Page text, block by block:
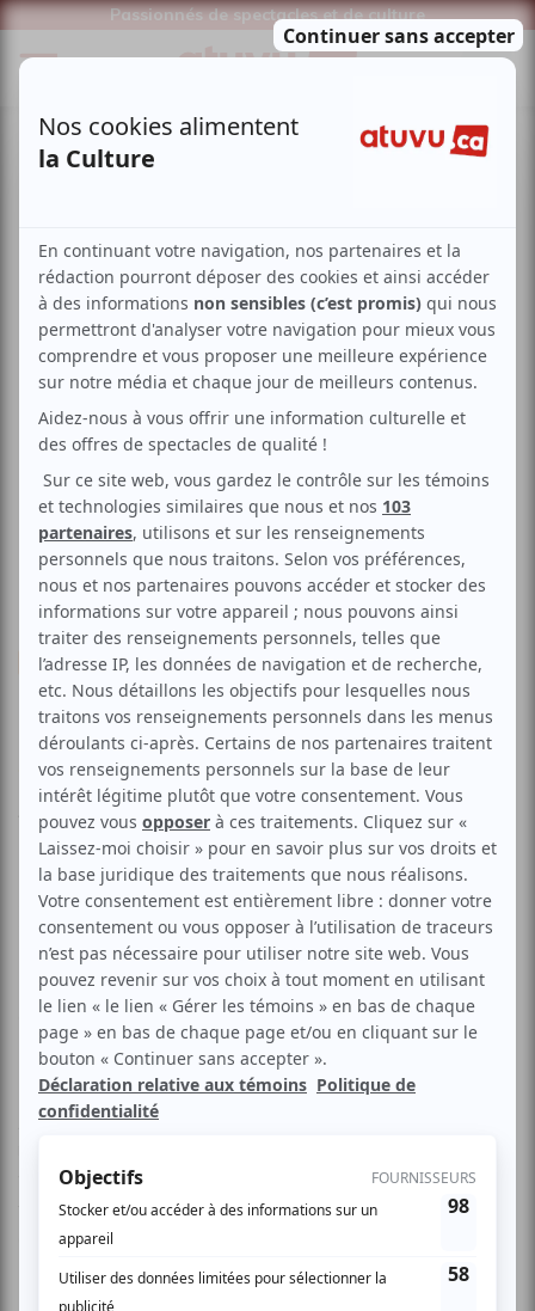
Passionnés de spectacles et de culture
Théâtre Répertoire Création
Le Roi se meurt
Voir les avis -->
Aucune offre promotionnelle
disponible
Soyez les premiers avisés dès qu'il y aura une offre promo
pour Le Roi se meurt:INSCRIVEZ-VOUS
Les Productions Empremier vous convie à une pièce
d'Eugène Ionesco
Jeune et fleurissant hier, le royaume du roi Bérenger 1er
vieillit prématurément et l’ensemble du territoire risque de
tomber dans un trou qui s’agrandit de jour en jour. La raison
de ce trouble ? Le Roi se meurt ! Refusant d’abdiquer,
Bérenger se verra guider sur la voie du détachement par
Marguerite, sa première épouse. Retenu par son